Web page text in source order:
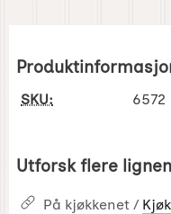
SKU: 6572
Utforsk flere
På kjøkkenet /